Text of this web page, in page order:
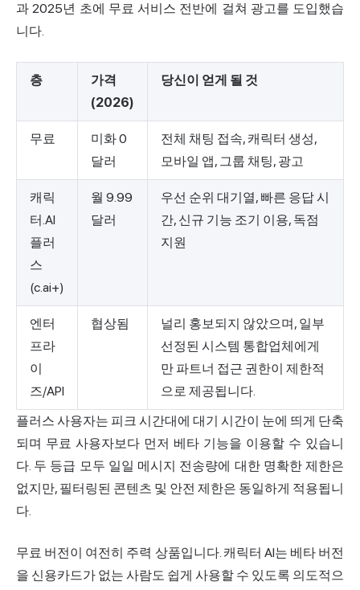
과 2025년 초에 무료 서비스 전반에 걸쳐 광고를 도입했습
니다.
층
가격
(2026)
당신이 얻게 될 것
무료
미화 0
달러
전체 채팅 접속, 캐릭터 생성,
모바일 앱, 그룹 채팅, 광고
캐릭
터.AI
플러
스
(c.ai+)
월 9.99
달러
우선 순위 대기열, 빠른 응답 시
간, 신규 기능 조기 이용, 독점
지원
엔터
프라
이
즈/API
협상됨
널리 홍보되지 않았으며, 일부
선정된 시스템 통합업체에게
만 파트너 접근 권한이 제한적
으로 제공됩니다.
플러스 사용자는 피크 시간대에 대기 시간이 눈에 띄게 단축
되며 무료 사용자보다 먼저 베타 기능을 이용할 수 있습니
다. 두 등급 모두 일일 메시지 전송량에 대한 명확한 제한은
없지만, 필터링된 콘텐츠 및 안전 제한은 동일하게 적용됩니
다.
무료 버전이 여전히 주력 상품입니다. 캐릭터 AI는 베타 버전
을 신용카드가 없는 사람도 쉽게 사용할 수 있도록 의도적으